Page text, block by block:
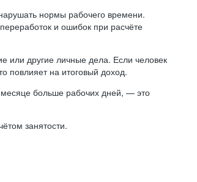
нормы рабочего времени.
и ошибок при расчёте
или другие личные дела. Если человек
повлияет на итоговый доход.
месяце больше рабочих дней, — это
занятости.